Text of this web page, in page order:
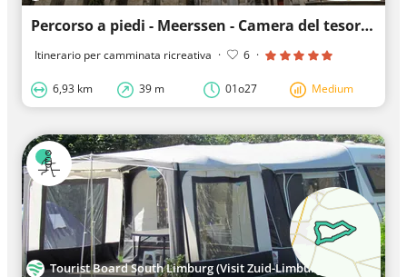
Percorso a piedi - Meerssen - Camera del tesoro romana di Meerssen
Itinerario per camminata ricreativa · 6 ·
6,93 km 39 m 01o27 Medium
Tourist Board South Limburg (Visit Zuid-Limburg)